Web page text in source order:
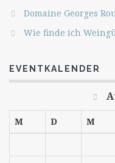
Domaine Georges
Wie finde ich
EVENTKALENDER
M D M